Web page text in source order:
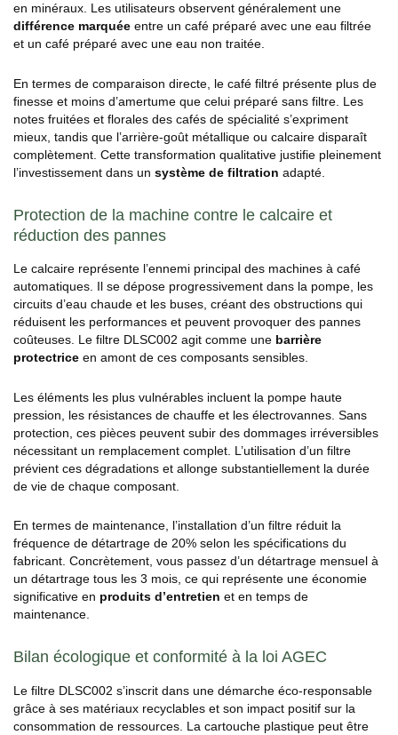
en minéraux. Les utilisateurs observent généralement une
différence marquée entre un café préparé avec une eau filtrée
et un café préparé avec une eau non traitée.
En termes de comparaison directe, le café filtré présente plus de
finesse et moins d’amertume que celui préparé sans filtre. Les
notes fruitées et florales des cafés de spécialité s’expriment
mieux, tandis que l’arrière-goût métallique ou calcaire disparaît
complètement. Cette transformation qualitative justifie pleinement
l’investissement dans un système de filtration adapté.
Protection de la machine contre le calcaire et
réduction des pannes
Le calcaire représente l’ennemi principal des machines à café
automatiques. Il se dépose progressivement dans la pompe, les
circuits d’eau chaude et les buses, créant des obstructions qui
réduisent les performances et peuvent provoquer des pannes
coûteuses. Le filtre DLSC002 agit comme une barrière
protectrice en amont de ces composants sensibles.
Les éléments les plus vulnérables incluent la pompe haute
pression, les résistances de chauffe et les électrovannes. Sans
protection, ces pièces peuvent subir des dommages irréversibles
nécessitant un remplacement complet. L’utilisation d’un filtre
prévient ces dégradations et allonge substantiellement la durée
de vie de chaque composant.
En termes de maintenance, l’installation d’un filtre réduit la
fréquence de détartrage de 20% selon les spécifications du
fabricant. Concrètement, vous passez d’un détartrage mensuel à
un détartrage tous les 3 mois, ce qui représente une économie
significative en produits d’entretien et en temps de
maintenance.
Bilan écologique et conformité à la loi AGEC
Le filtre DLSC002 s’inscrit dans une démarche éco-responsable
grâce à ses matériaux recyclables et son impact positif sur la
consommation de ressources. La cartouche plastique peut être